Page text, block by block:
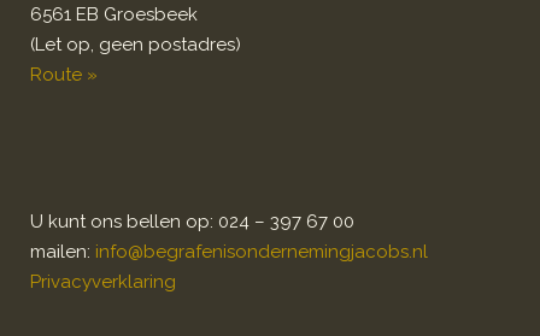
6561 EB Groesbeek
(Let op, geen postadres)
Route »
U kunt ons bellen op: 024 – 397 67 00
mailen: info@begrafenisondernemingjacobs.nl
Privacyverklaring